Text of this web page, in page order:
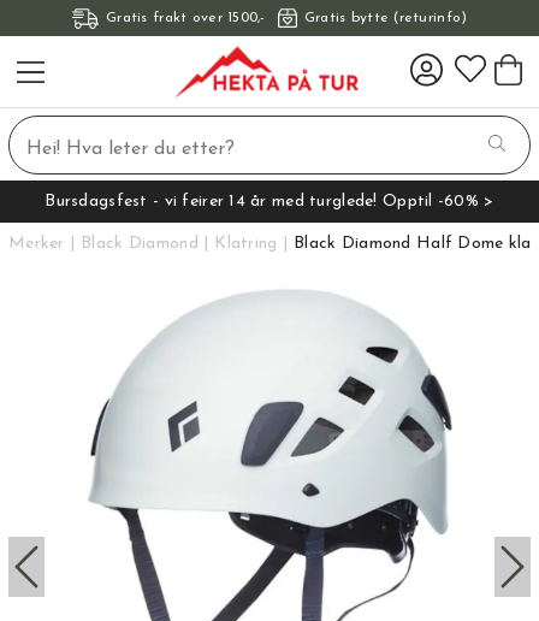
Gratis frakt over 1500,- Gratis bytte (returinfo)
Bursdagsfest - vi feirer 14 år med turglede! Opptil -60% >
Merker Black Diamond Klatring Black Diamond Half Dome